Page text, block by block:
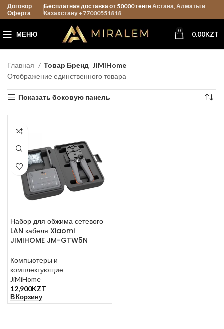
Договор
Оферта
Бесплатная доставка от 50000 тенгеАстана, Алматы и
Казахстану +77000551818
МЕНЮ 0 0.00KZT
Главная Товар Бренд JiMiHome
Отображение единственного товара
Показать боковую панель
Набор для обжима сетевого
LAN кабеля Xiaomi
JIMIHOME JM-GTW5N
Компьютеры и
комплектующие
JiMiHome
12,900KZT
В Корзину